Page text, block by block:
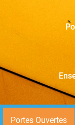
Portes Ouvertes